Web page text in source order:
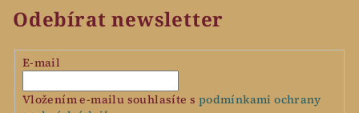
á
d
a
c
í
p
Odebírat newsletter
E-mail
Vložením e-mailu souhlasíte s podmínkami ochrany